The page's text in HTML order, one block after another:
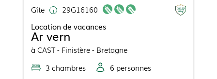
Gîte
29G16160
Location de vacances
Ar vern
à CAST- Finistère - Bretagne
3 chambres 6 personnes